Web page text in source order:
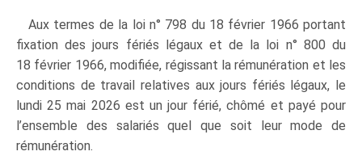
Aux termes de la loi n° 798 du 18 février 1966 portant
fixation des jours fériés légaux et de la loi n° 800 du
18 février 1966, modifiée, régissant la rémunération et les
conditions de travail relatives aux jours fériés légaux, le
lundi 25 mai 2026 est un jour férié, chômé et payé pour
l’ensemble des salariés quel que soit leur mode de
rémunération.